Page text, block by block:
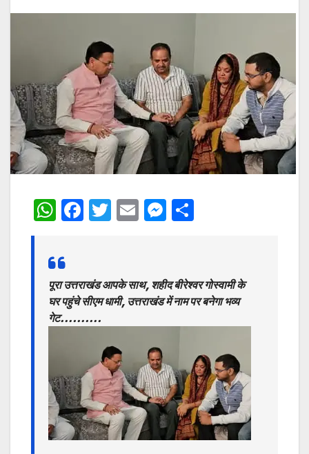
W
at
s
A
p
F
e
b
o
k
T
er
E
l
M
s
e
n
er
e
पूरा उत्तराखंड आपके साथ, शहीद बीरेश्वर गोस्वामी के
घर पहुंचे सीएम धामी, उत्तराखंड में नाम पर बनेगा भव्य
गेट……….